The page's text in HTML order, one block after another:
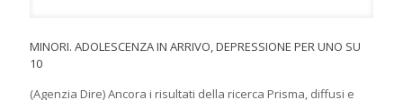
MINORI. ADOLESCENZA IN ARRIVO, DEPRESSIONE PER UNO SU
10
(Agenzia Dire) Ancora i risultati della ricerca Prisma, diffusi e